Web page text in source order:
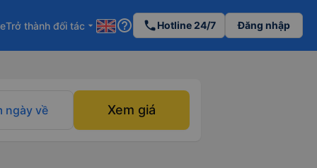
Trở thành đối tác arrow_drop_down help_outline phoneHotline 24/7 Đăng nhập
ngày về Xem giá